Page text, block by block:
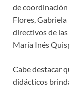
de
Flores,
directivos de
María Inés
Cabe destacar
didácticos